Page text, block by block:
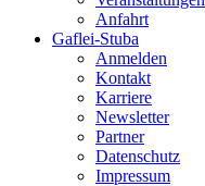
Anfahrt
Gaflei-Stuba
Anmelden
Kontakt
Karriere
Newsletter
Partner
Datenschutz
Impressum